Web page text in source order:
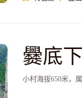
爨底
小村海拔650米，